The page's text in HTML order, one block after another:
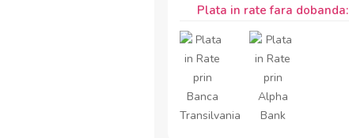
Plata in rate fara dobanda: